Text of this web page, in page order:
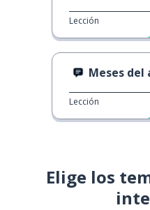
Lección
Meses del
Lección
Elige los